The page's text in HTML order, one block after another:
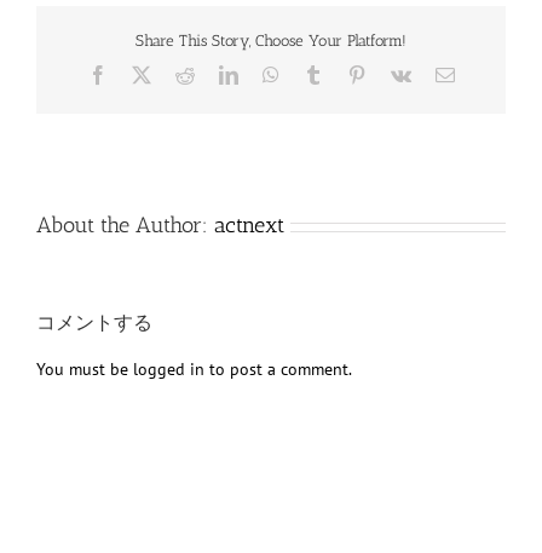
Share This Story, Choose Your Platform!
Facebook RedditLinkedInWhatsApp
Tumblr Pinterest
Vk
電
About the Author: actnext
コメントする
You must be logged in to post a comment.